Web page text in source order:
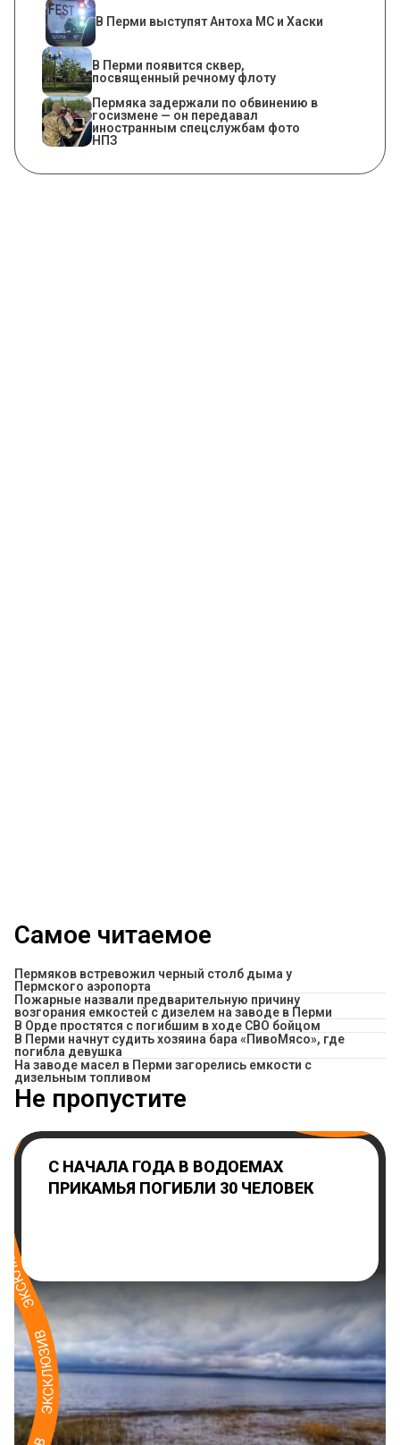
В Перми выступят Антоха МС и Хаски
В Перми появится сквер,
посвященный речному флоту
Пермяка задержали по обвинению в
госизмене — он передавал
иностранным спецслужбам фото
НПЗ
Самое читаемое
Пермяков встревожил черный столб дыма у
Пермского аэропорта
Пожарные назвали предварительную причину
возгорания емкостей с дизелем на заводе в Перми
В Орде простятся с погибшим в ходе СВО бойцом
​В Перми начнут судить хозяина бара «ПивоМясо», где
погибла девушка
На заводе масел в Перми загорелись емкости с
дизельным топливом
Не пропустите
С НАЧАЛА ГОДА В ВОДОЕМАХ
ПРИКАМЬЯ ПОГИБЛИ 30 ЧЕЛОВЕК